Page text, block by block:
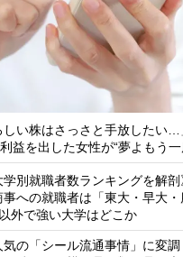
しい株はさっさと手放したい
益を出した女性が“夢よもう一
学別就職者数ランキングを解
事への就職者は「東大・早大
外で強い大学はどこか
気の「シール流通事情」に変